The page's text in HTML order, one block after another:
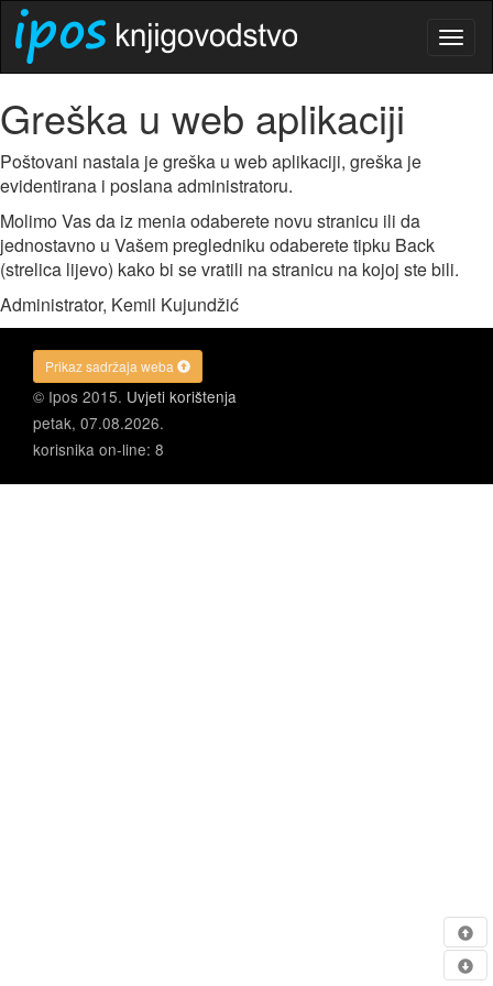
Greška u web aplikaciji
Poštovani nastala je greška u web aplikaciji, greška je
evidentirana i poslana administratoru.
Molimo Vas da iz menia odaberete novu stranicu ili da
jednostavno u Vašem pregledniku odaberete tipku Back
(strelica lijevo) kako bi se vratili na stranicu na kojoj ste bili.
Administrator, Kemil Kujundžić
Prikaz sadržaja weba
© Ipos 2015. Uvjeti korištenja
petak, 07.08.2026.
korisnika on-line: 8